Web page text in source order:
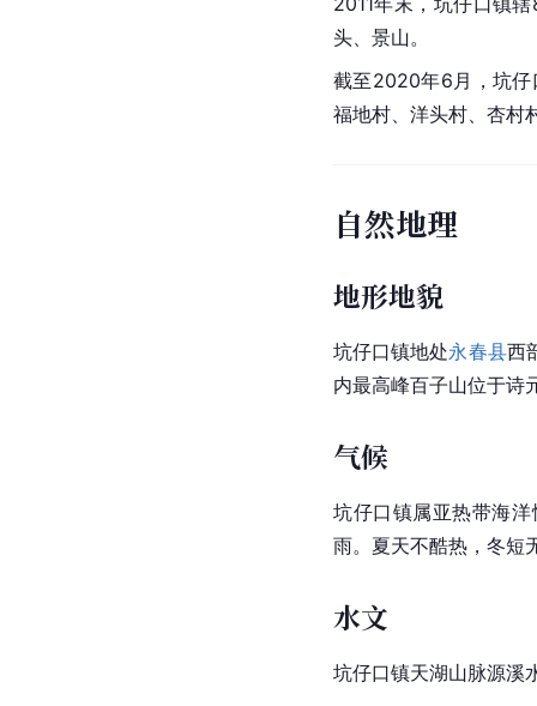
头、景山。
截至2020年6月，坑
福地村、洋头村、杏村
自然地理
地形地貌
坑仔口镇地处永春县西
内最高峰百子山位于诗
气候
坑仔口镇属亚热带海
雨。夏天不酷热，冬短
水文
坑仔口镇天湖山脉源溪